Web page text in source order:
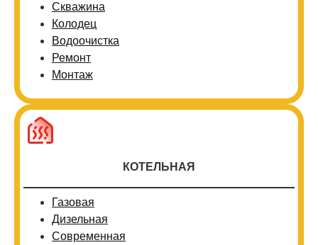
Скважина
Колодец
Водоочистка
Ремонт
Монтаж
КОТЕЛЬНАЯ
Газовая
Дизельная
Современная